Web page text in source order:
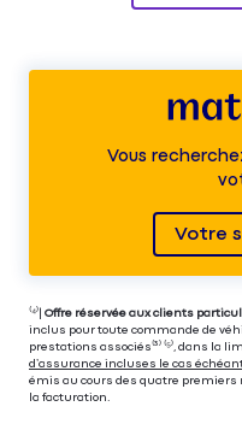
Vous
Votre
⁽⁴⁾| Offre réservée aux clients
inclus pour toute commande de
prestations associés⁽³⁾ ⁽⁵⁾, dans la
d’assurance incluses le cas
émis au cours des quatre premiers
la facturation.